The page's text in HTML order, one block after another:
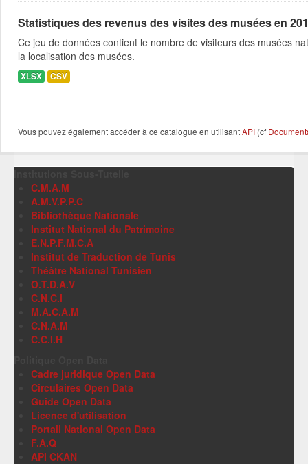
Statistiques des revenus des visites des musées en
Ce jeu de données contient le nombre de visiteurs des musées
la localisation des musées.
XLSX CSV
Vous pouvez également accéder à ce catalogue en utilisantAPI (cf
C.M.A.M
A.M.V.P.P.C
Bibliothèque Nationale
Institut National du Patrimoine
E.N.P.F.M.C.A
Institut de Traduction de Tunis
Théâtre National Tunisien
O.T.D.A.V
C.N.C.I
M.A.C.A.M
C.N.A.M
C.C.I.H
Cadre juridique Open Data
Circulaires Open Data
Guide Open Data
Licence d'utilisation
Portail National Open Data
F.A.Q
API CKAN